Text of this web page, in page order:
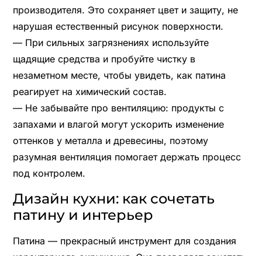
производителя. Это сохраняет цвет и защиту, не
нарушая естественный рисунок поверхности.
— При сильных загрязнениях используйте
щадящие средства и пробуйте чистку в
незаметном месте, чтобы увидеть, как патина
реагирует на химический состав.
— Не забывайте про вентиляцию: продукты с
запахами и влагой могут ускорить изменение
оттенков у металла и древесины, поэтому
разумная вентиляция помогает держать процесс
под контролем.
Дизайн кухни: как сочетать
патину и интерьер
Патина — прекрасный инструмент для создания